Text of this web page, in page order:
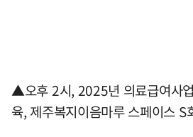
▲오후 2시, 2025년 의료급여사
육, 제주복지이음마루 스페이스 S